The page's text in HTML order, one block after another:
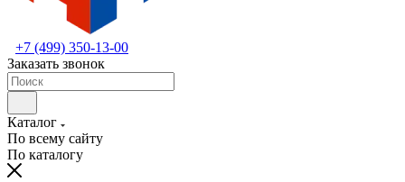
+7 (499) 350-13-00
Заказать звонок
Каталог
По всему сайту
По каталогу